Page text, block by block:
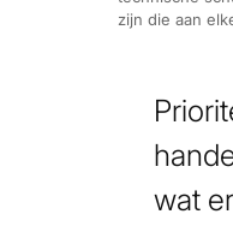
zijn die aan
wat